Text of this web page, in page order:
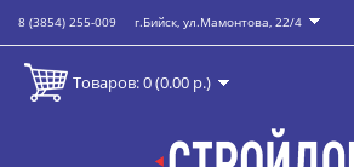
8 (3854) 255-009 г.Бийск, ул.Мамонтова, 22/4
Товаров: 0 (0.00 р.)